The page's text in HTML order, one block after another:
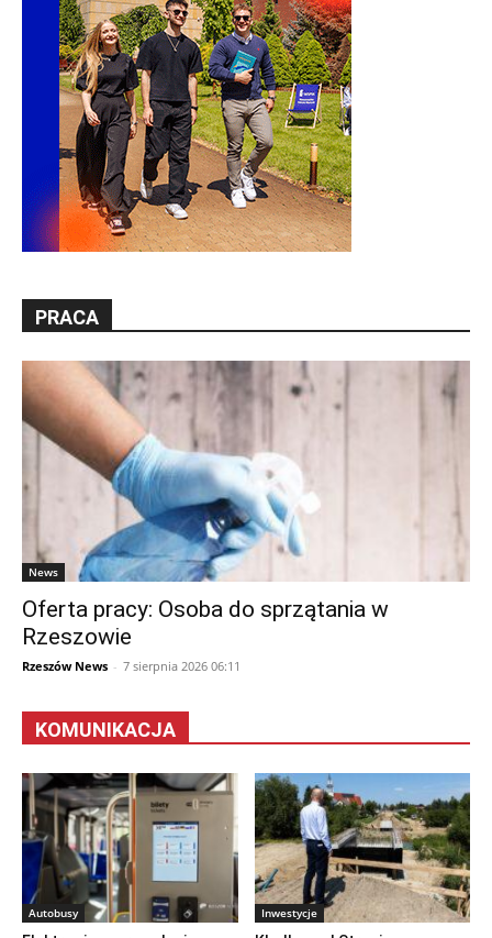
PRACA
News
Oferta pracy: Osoba do sprzątania w
Rzeszowie
Rzeszów News - 7 sierpnia 2026 06:11
KOMUNIKACJA
Autobusy Inwestycje